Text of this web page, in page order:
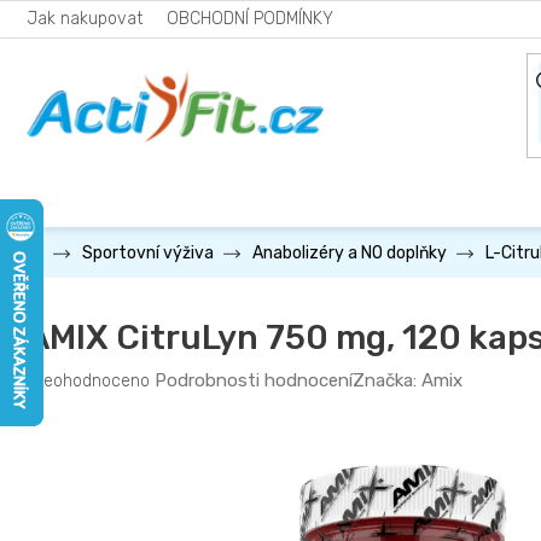
Přejít
na
Jak nakupovat OBCHODNÍ PODMÍNKY
Sportovní výživa Anabolizéry a NO doplňky L-
AMIX CitruLyn 750 mg, 120
Průměrné
hodnocení
produktu
Neohodnoceno Podrobnosti hodnoceníZnačka: Amix